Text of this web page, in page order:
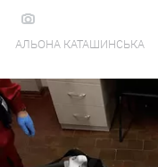
АЛЬОНА КАТАШИНСЬКА